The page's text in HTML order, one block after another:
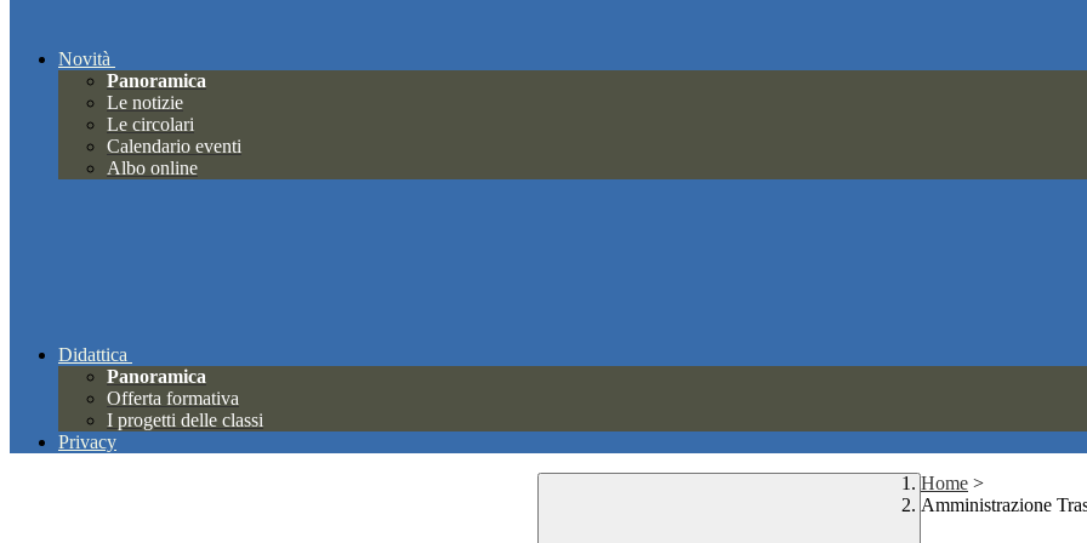
Novità
Panoramica
Le notizie
Le circolari
Calendario eventi
Albo online
Didattica
Panoramica
Offerta formativa
I progetti delle classi
Privacy
Home >
Amministrazione